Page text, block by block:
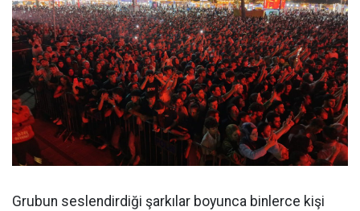
Grubun seslendirdiği şarkılar boyunca binlerce kişi